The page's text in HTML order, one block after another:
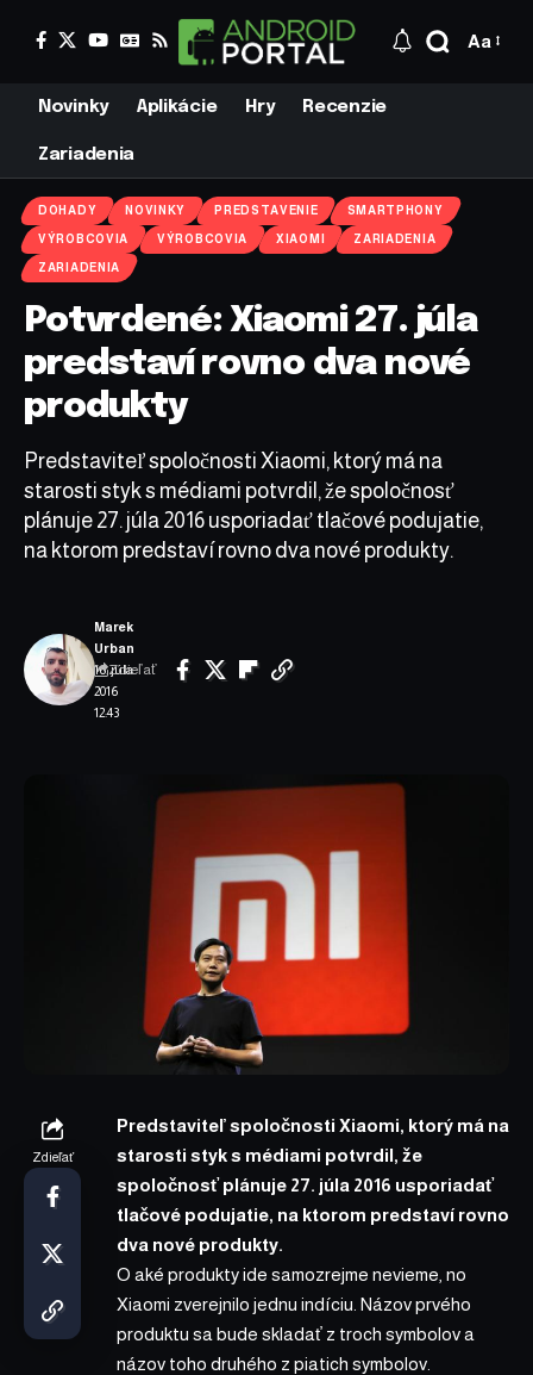
Aa
Novinky Aplikácie Hry Recenzie
Zariadenia
DOHADY NOVINKY PREDSTAVENIE SMARTPHONY
VÝROBCOVIA VÝROBCOVIA XIAOMI ZARIADENIA
ZARIADENIA
Potvrdené: Xiaomi 27. júla
predstaví rovno dva nové
produkty
Predstaviteľ spoločnosti Xiaomi, ktorý má na
starosti styk s médiami potvrdil, že spoločnosť
plánuje 27. júla 2016 usporiadať tlačové podujatie,
na ktorom predstaví rovno dva nové produkty.
16. júla
2016
12:43
Marek
Urban
Zdieľať
Zdieľať
Predstaviteľ spoločnosti Xiaomi, ktorý má na
starosti styk s médiami potvrdil, že
spoločnosť plánuje 27. júla 2016 usporiadať
tlačové podujatie, na ktorom predstaví rovno
dva nové produkty.
O aké produkty ide samozrejme nevieme, no
Xiaomi zverejnilo jednu indíciu. Názov prvého
produktu sa bude skladať z troch symbolov a
názov toho druhého z piatich symbolov.